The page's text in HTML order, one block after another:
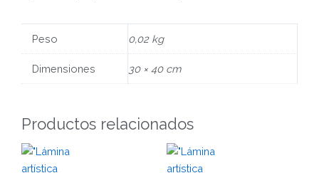
Peso 0,02 kg
Dimensiones 30 × 40 cm
Productos relacionados